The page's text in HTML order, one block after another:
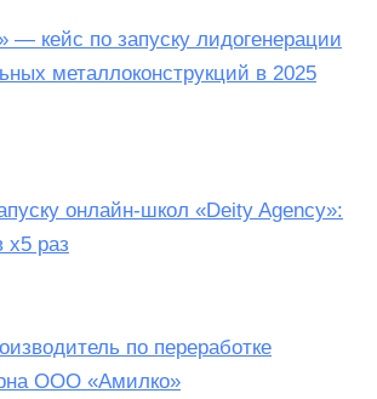
— кейс по запуску лидогенерации
металлоконструкций в 2025
онлайн-школ «Deity Agency»:
х5 раз
по переработке
ООО «Амилко»